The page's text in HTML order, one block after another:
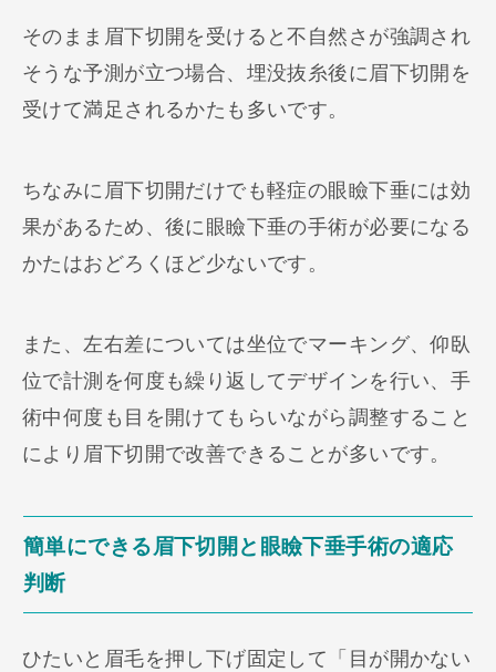
そのまま眉下切開を受けると不自然さが強調され
そうな予測が立つ場合、埋没抜糸後に眉下切開を
受けて満足されるかたも多いです。
ちなみに眉下切開だけでも軽症の眼瞼下垂には効
果があるため、後に眼瞼下垂の手術が必要になる
かたはおどろくほど少ないです。
また、左右差については坐位でマーキング、仰臥
位で計測を何度も繰り返してデザインを行い、手
術中何度も目を開けてもらいながら調整すること
により眉下切開で改善できることが多いです。
簡単にできる眉下切開と眼瞼下垂手術の適応
判断
ひたいと眉毛を押し下げ固定して「目が開かない